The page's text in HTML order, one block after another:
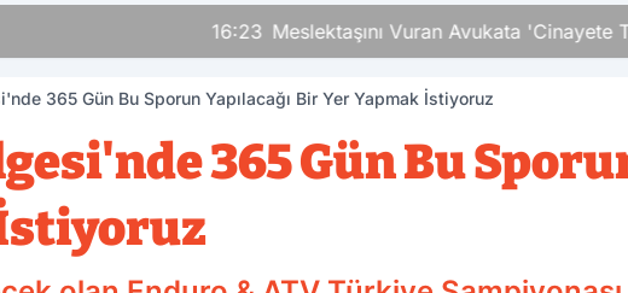
Vuran Avukata 'Cinayete Tam Teşebbüs' Suçlaması
365 Gün Bu Sporun Yapılacağı Bir Yer Yapmak İstiyoruz
365 Gün Bu